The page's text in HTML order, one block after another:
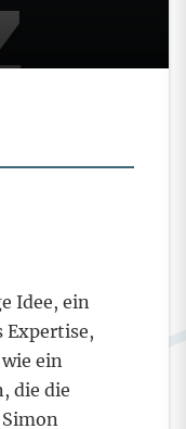
Idee, ein
Expertise,
ein
die die